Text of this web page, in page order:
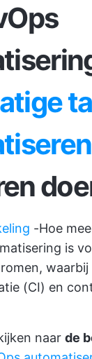
-Hoe
is
waarbij
(CI) en
naar de